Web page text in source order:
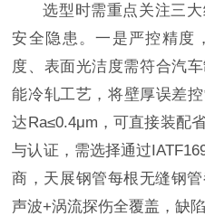
选型时需重点关注三
安全隐患。一是严控精度
度、表面光洁度需符合汽
能冷轧工艺，将壁厚误差
达Ra≤0.4μm，可直接装配
与认证，需选择通过
商，天展钢管每根无缝钢
声波+涡流探伤全覆盖，缺